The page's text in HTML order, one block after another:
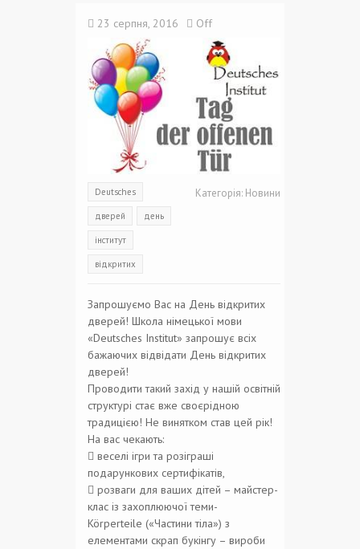
23 серпня, 2016 Off
Deutsches
дверей день
інститут
відкритих
Категорія: Новини
Запрошуємо Вас на День відкритих
дверей! Школа німецької мови
«Deutsches Institut» запрошує всіх
бажаючих відвідати День відкритих
дверей!
Проводити такий захід у нашій освітній
структурі стає вже своєрідною
традицією! Не винятком став цей рік!
На вас чекають:
 веселі ігри та розіграші
подарункових сертифікатів,
 розваги для ваших дітей – майстер-
клас із захоплюючої теми-
Körperteile («Частини тіла») з
елементами скрап букінгу – вироби